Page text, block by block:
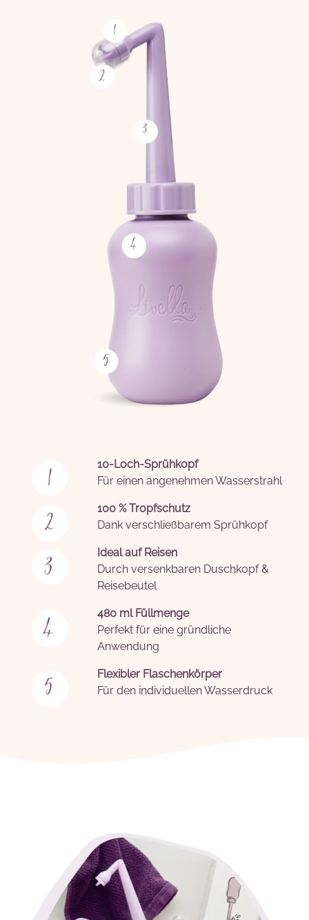
10-Loch-Sprühkopf
Für einen angenehmen Wasserstrahl
100 % Tropfschutz
Dank verschließbarem Sprühkopf
Ideal auf Reisen
Durch versenkbaren Duschkopf &
Reisebeutel
480 ml Füllmenge
Perfekt für eine gründliche
Anwendung
Flexibler Flaschenkörper
Für den individuellen Wasserdruck